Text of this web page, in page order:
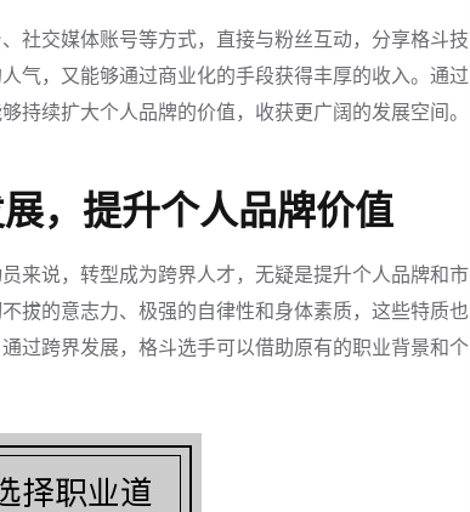
社交媒体账号等方式，直接与粉丝互动，分享格斗技
气，又能够通过商业化的手段获得丰厚的收入。通过
持续扩大个人品牌的价值，收获更广阔的发展空间。
，提升个人品牌价值
来说，转型成为跨界人才，无疑是提升个人品牌和市
拔的意志力、极强的自律性和身体素质，这些特质也
过跨界发展，格斗选手可以借助原有的职业背景和个